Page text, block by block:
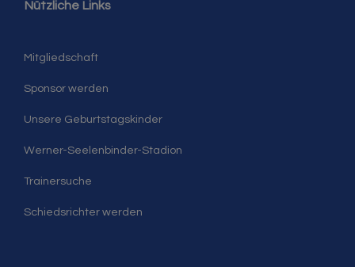
Nützliche Links
Mitgliedschaft
Sponsor werden
Unsere Geburtstagskinder
Werner-Seelenbinder-Stadion
Trainersuche
Schiedsrichter werden